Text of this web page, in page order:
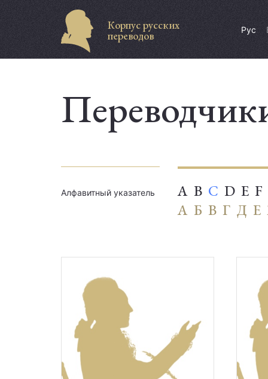
Корпус русских
переводов Рус
Алфавитный указатель A B C D E F
А Б В Г Д Е